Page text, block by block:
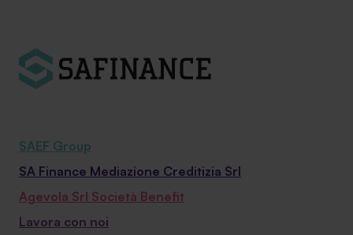
SAEF Group
SA Finance Mediazione Creditizia Srl
Agevola Srl Società Benefit
Lavora con noi